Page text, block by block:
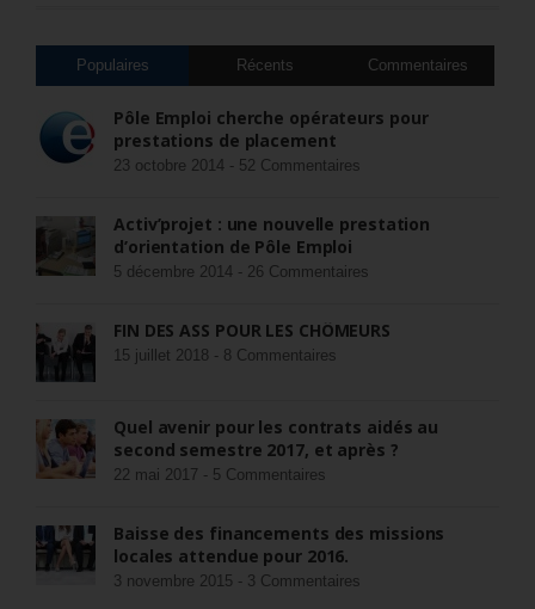
Populaires Récents Commentaires
Pôle Emploi cherche opérateurs pour
prestations de placement
23 octobre 2014 - 52 Commentaires
Activ’projet : une nouvelle prestation
d’orientation de Pôle Emploi
5 décembre 2014 - 26 Commentaires
FIN DES ASS POUR LES CHÔMEURS
15 juillet 2018 - 8 Commentaires
Quel avenir pour les contrats aidés au
second semestre 2017, et après ?
22 mai 2017 - 5 Commentaires
Baisse des financements des missions
locales attendue pour 2016.
3 novembre 2015 - 3 Commentaires